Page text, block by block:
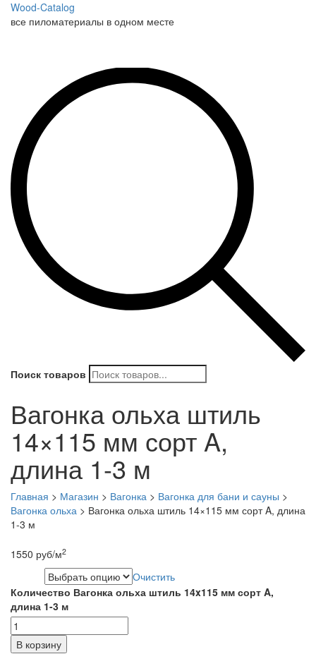
Wood-Catalog
все пиломатериалы в одном месте
Поиск товаров
Вагонка ольха штиль
14×115 мм сорт A,
длина 1-3 м
Главная > Магазин > Вагонка > Вагонка для бани и сауны >
Вагонка ольха > Вагонка ольха штиль 14×115 мм сорт A, длина
1-3 м
1550 руб/м2
Очистить
Количество Вагонка ольха штиль 14x115 мм сорт A,
длина 1-3 м
В корзину